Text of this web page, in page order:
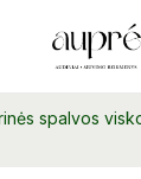
spalvos